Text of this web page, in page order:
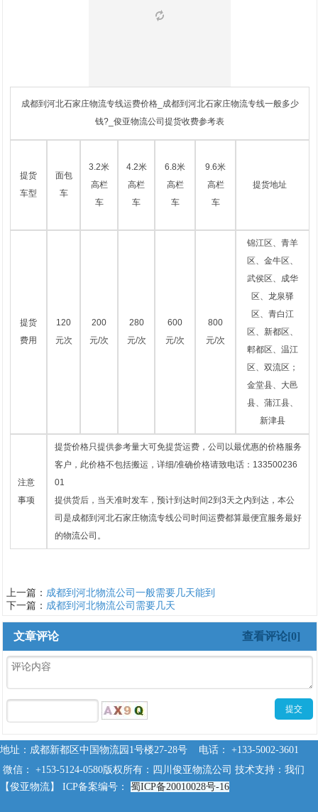
成都到河北石家庄物流专线运费价格_成都到河北石家庄物流专线一般多少
钱?_俊亚物流公司提货收费参考表
提货
车型
面包
车
3.2米
高栏
车
4.2米
高栏
车
6.8米
高栏
车
9.6米
高栏
车
提货地址
提货
费用
120
元次
200
元/次
280
元/次
600
元/次
800
元/次
锦江区、青羊
区、金牛区、
武侯区、成华
区、龙泉驿
区、青白江
区、新都区、
郫都区、温江
区、双流区；
金堂县、大邑
县、蒲江县、
新津县
注意
事项
提货价格只提供参考量大可免提货运费，公司以最优惠的价格服务
客户，此价格不包括搬运，详细/准确价格请致电话：133500236
01
提供货后，当天准时发车，预计到达时间2到3天之内到达，本公
司是成都到河北石家庄物流专线公司时间运费都算最便宜服务最好
的物流公司。
上一篇： 成都到河北物流公司一般需要几天能到
下一篇： 成都到河北物流公司需要几天
查看评论[0]
文章评论
地址：成都新都区中国物流园1号楼27-28号 电话： +133-5002-3601
微信： +153-5124-0580版权所有：四川俊亚物流公司 技术支持：我们
【俊亚物流】 ICP备案编号： 蜀ICP备20010028号-16